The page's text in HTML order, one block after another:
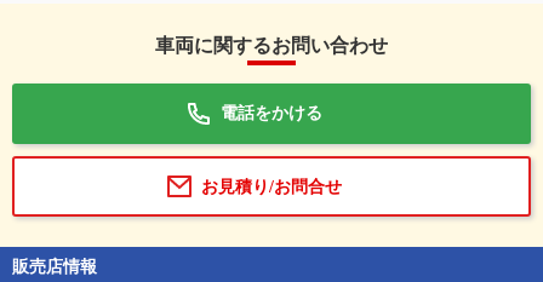
車両に関するお問い合わせ
電話をかける
お見積り/お問合せ
販売店情報